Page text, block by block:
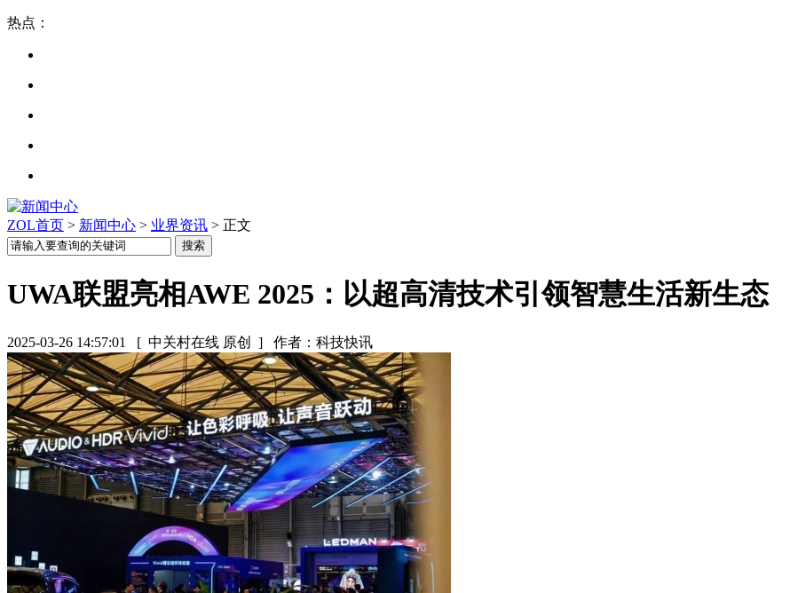
热点：
ZOL首页 > 新闻中心 > 业界资讯 > 正文
UWA联盟亮相AWE 2025：以超高清技术引领智慧生活新生态
2025-03-26 14:57:01 [ 中关村在线 原创 ] 作者：科技快讯